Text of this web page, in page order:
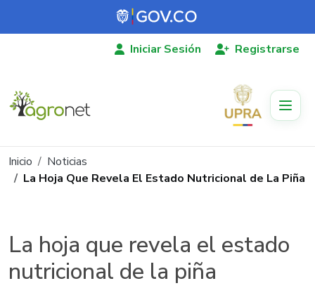
Pasar al contenido principal
Iniciar Sesión Registrarse
Ruta de navegación
Inicio
Noticias
La Hoja Que Revela El Estado Nutricional de La Piña
La hoja que revela el estado
nutricional de la piña